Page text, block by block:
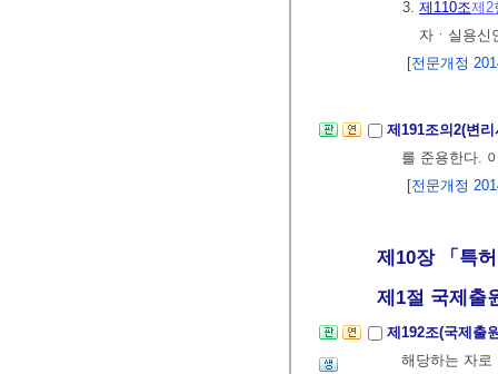
3. 제110조제2
자ㆍ실용신
[전문개정
제191조의2(변
를 준용한다.
[전문개정
제10장 「특허
제1절 국제출
제192조(국제출
해당하는 자